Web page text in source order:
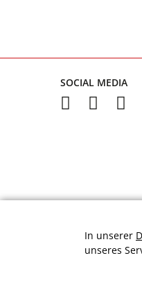
SOCIAL MEDIA
In unserer
unseres